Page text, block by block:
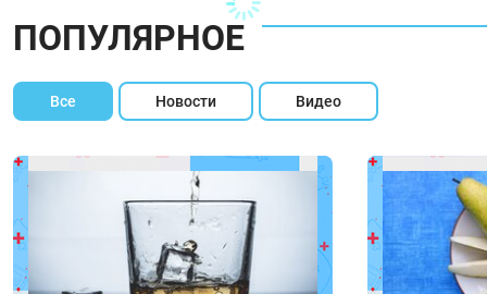
ПОПУЛЯРНОЕ
Все Новости Видео